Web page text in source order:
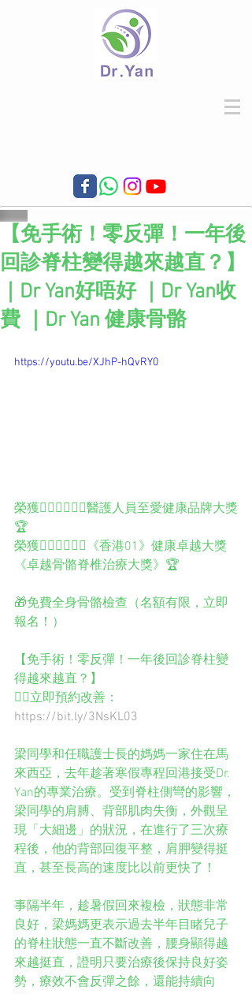
【免手術！零反彈！一年後
回診脊柱變得越來越直？】
｜Dr Yan好唔好 ｜Dr Yan收
費 ｜Dr Yan 健康骨骼
https://youtu.be/XJhP-hQvRY0
榮獲️👨🏻‍⚕️👩🏻‍⚕️醫護人員至愛健康品牌大獎
🏆
榮獲👨🏻‍⚕️👩🏻‍⚕️《香港01》健康卓越大獎
《卓越骨骼脊椎治療大獎》🏆
🎁免費全身骨骼檢查（名額有限，立即
報名！）
【免手術！零反彈！一年後回診脊柱變
得越來越直？】
👉🏻立即預約改善：
https://bit.ly/3NsKL03
梁同學和任職護士長的媽媽一家住在馬
來西亞，去年趁著寒假專程回港接受Dr.
Yan的專業治療。受到脊柱側彎的影響，
梁同學的肩膊、背部肌肉失衡，外觀呈
現「大細邊」的狀況，在進行了三次療
程後，他的背部回復平整，肩胛變得挺
直，甚至長高的速度比以前更快了！
事隔半年，趁暑假回來複檢，狀態非常
良好，梁媽媽更表示過去半年目睹兒子
的脊柱狀態一直不斷改善，腰身顯得越
來越挺直，證明只要治療後保持良好姿
勢，療效不會反彈之餘，還能持續向